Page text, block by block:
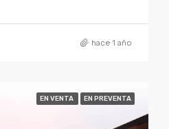
hace 1 año
EN VENTA EN PREVENTA